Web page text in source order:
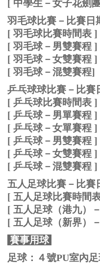
[ 中學生 －女子花劍
羽毛球比賽－比賽日
[ 羽毛球比賽時間表 ]
[ 羽毛球－男雙賽程 ]
[ 羽毛球－女雙賽程 ]
[ 羽毛球－混雙賽程]
乒乓球球比賽－比賽
[ 乒乓球比賽時間表 ]
[ 乒乓球－男單賽程 ]
[ 乒乓球－女單賽程 ]
[ 乒乓球－男雙賽程 ]
[ 乒乓球－女雙賽程 ]
[ 乒乓球－混雙賽程 ]
五人足球比賽－比賽
[ 五人足球比賽時間
[ 五人足球（港九）
[ 五人足球（新界）
賽事用球
足球：４號PU室內